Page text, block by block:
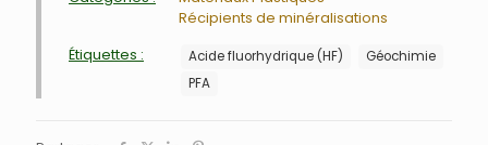
Récipients de minéralisations
Étiquettes :
Acide fluorhydrique (HF)
Géochimie
PFA